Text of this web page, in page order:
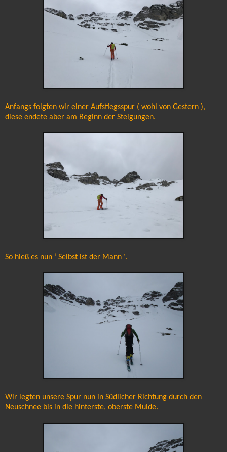
Anfangs folgten wir einer Aufstiegsspur ( wohl von Gestern ),
diese endete aber am Beginn der Steigungen.
So hieß es nun ‘ Selbst ist der Mann ‘.
Wir legten unsere Spur nun in Südlicher Richtung durch den
Neuschnee bis in die hinterste, oberste Mulde.